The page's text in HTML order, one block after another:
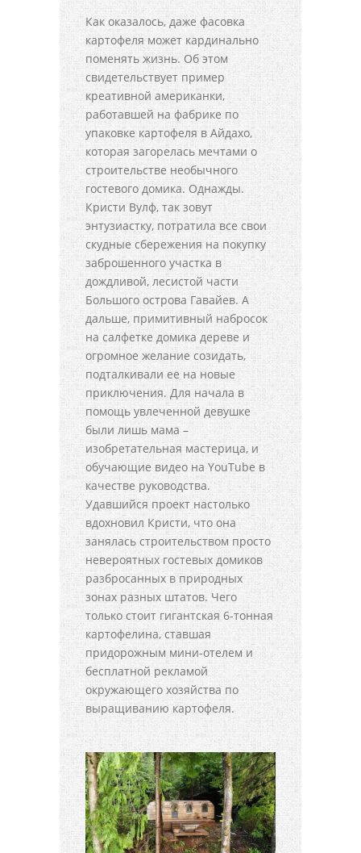
Как оказалось, даже фасовка
картофеля может кардинально
поменять жизнь. Об этом
свидетельствует пример
креативной американки,
работавшей на фабрике по
упаковке картофеля в Айдахо,
которая загорелась мечтами о
строительстве необычного
гостевого домика. Однажды.
Кристи Вулф, так зовут
энтузиастку, потратила все свои
скудные сбережения на покупку
заброшенного участка в
дождливой, лесистой части
Большого острова Гавайев. А
дальше, примитивный набросок
на салфетке домика дереве и
огромное желание созидать,
подталкивали ее на новые
приключения. Для начала в
помощь увлеченной девушке
были лишь мама –
изобретательная мастерица, и
обучающие видео на YouTube в
качестве руководства.
Удавшийся проект настолько
вдохновил Кристи, что она
занялась строительством просто
невероятных гостевых домиков
разбросанных в природных
зонах разных штатов. Чего
только стоит гигантская 6-тонная
картофелина, ставшая
придорожным мини-отелем и
бесплатной рекламой
окружающего хозяйства по
выращиванию картофеля.